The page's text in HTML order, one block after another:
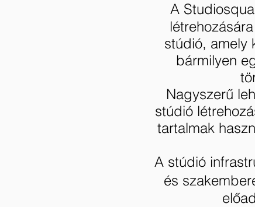
A
stúdió, amely
bármilyen
Nagyszerű
stúdió
tartalmak
A stúdió
és